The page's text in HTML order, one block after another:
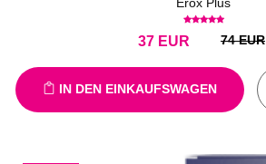
EUR
37 74 EUR
IN DEN EINKAUFSWAGEN